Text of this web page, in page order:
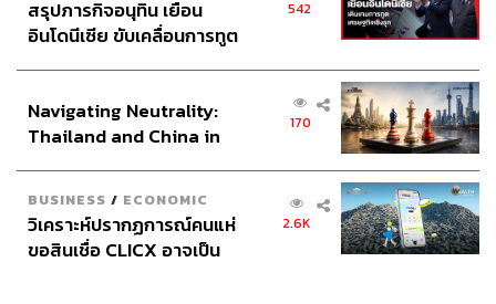
สรุปภารกิจอนุทิน เยือน
อินโดนีเซีย ขับเคลื่อนการทูต
อินโดนีเซีย
542
Navigating Neutrality:
Thailand and China in
170
BUSINESS / ECONOMIC
วิเคราะห์ปรากฏการณ์คนแห่
ขอสินเชื่อ CLICX อาจเป็น
2.6K